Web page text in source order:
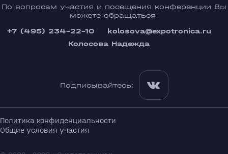
По вопросам участия и посещения конференции Вы
можете обращаться:
+7 (495) 234-22-10
kolosova@expotronica.ru
Колосова Надежда
Подписывайтесь:
Политика конфиденциальности
Общие условия участия